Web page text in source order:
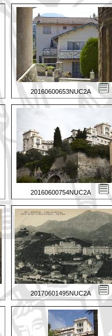
20160600653NUC2A
20160600754NUC2A
20170601495NUC2A